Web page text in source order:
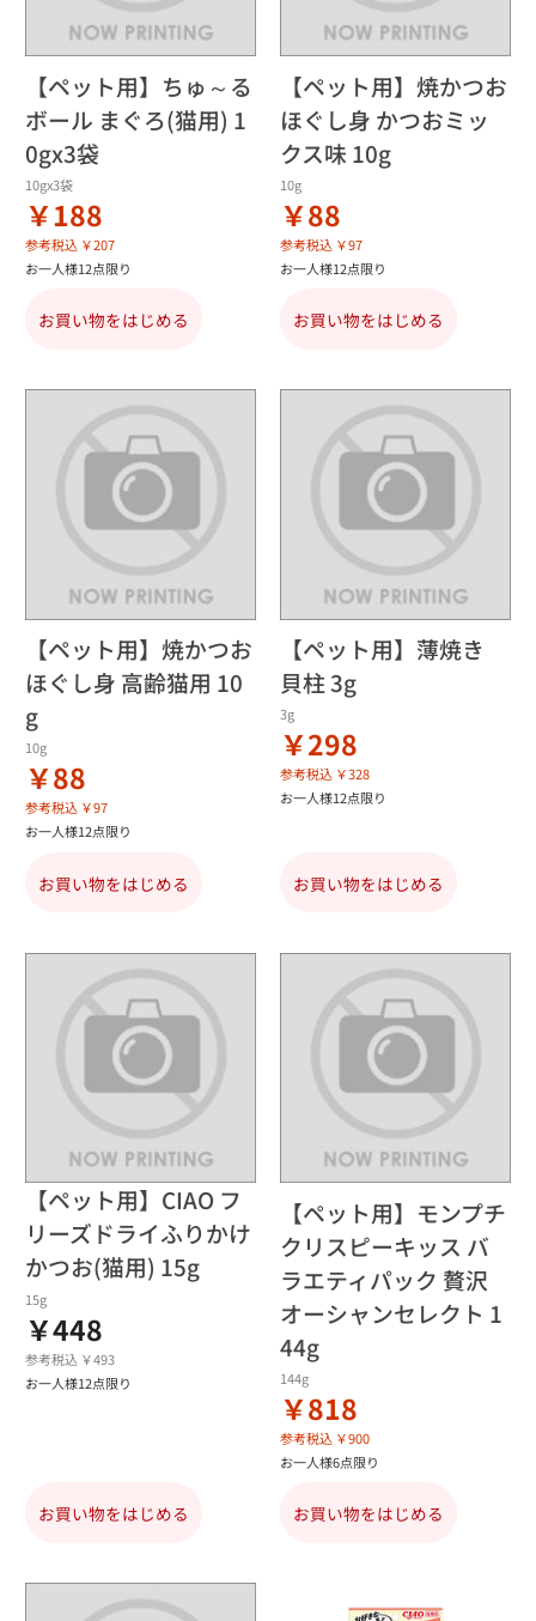
【ペット用】ちゅ～る
ボール まぐろ(猫用) 1
0gx3袋
10gx3袋
￥188
参考税込 ￥207
お一人様12点限り
お買い物をはじめる
【ペット用】焼かつお
ほぐし身 かつおミッ
クス味 10g
10g
￥88
参考税込 ￥97
お一人様12点限り
お買い物をはじめる
【ペット用】焼かつお
ほぐし身 高齢猫用 10
g
10g
￥88
参考税込 ￥97
お一人様12点限り
お買い物をはじめる
【ペット用】薄焼き
貝柱 3g
3g
￥298
参考税込 ￥328
お一人様12点限り
お買い物をはじめる
【ペット用】CIAO フ
リーズドライふりかけ
かつお(猫用) 15g
15g
￥448
参考税込 ￥493
お一人様12点限り
お買い物をはじめる
【ペット用】モンプチ
クリスピーキッス バ
ラエティパック 贅沢
オーシャンセレクト 1
44g
144g
￥818
参考税込 ￥900
お一人様6点限り
お買い物をはじめる